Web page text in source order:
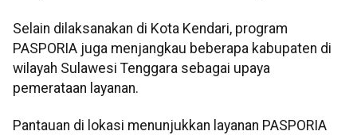
Selain dilaksanakan di Kota Kendari, program
PASPORIA juga menjangkau beberapa kabupaten di
wilayah Sulawesi Tenggara sebagai upaya
pemerataan layanan.
Pantauan di lokasi menunjukkan layanan PASPORIA